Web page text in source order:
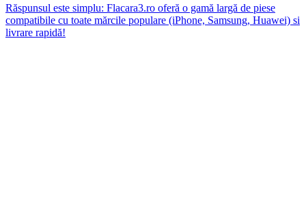
Răspunsul este simplu: Flacara3.ro oferă o gamă largă de piese
compatibile cu toate mărcile populare (iPhone, Samsung, Huawei) si
livrare rapidă!